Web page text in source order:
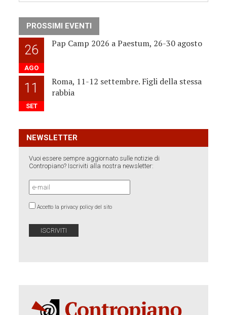
PROSSIMI EVENTI
26
AGO
Pap Camp 2026 a Paestum, 26-30 agosto
11
SET
Roma, 11-12 settembre. Figli della stessa
rabbia
NEWSLETTER
Vuoi essere sempre aggiornato sulle notizie di
Contropiano? Iscriviti alla nostra newsletter:
Accetto la privacy policy del sito